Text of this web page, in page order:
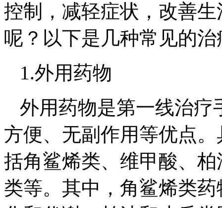
控制，减轻症状，改善
呢？以下是几种常见的
1.外用药物
外用药物是第一线治疗
方便、无副作用等优点
括角鲨烯类、维甲酸、
类等。其中，角鲨烯类